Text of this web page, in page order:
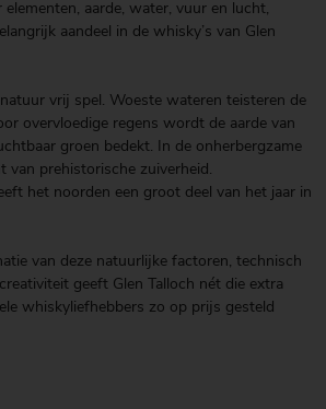
aarde, water, vuur en lucht,
aandeel in de whisky’s van Glen
vrij spel. Woeste wateren teisteren de
overvloedige regens wordt de aarde van
groen bedekt. In de onherbergzame
van prehistorische zuiverheid.
het noorden een groot deel van het jaar in
van deze natuurlijke factoren, technisch
geeft Glen Talloch nét die extra
whiskyliefhebbers zo op prijs gesteld